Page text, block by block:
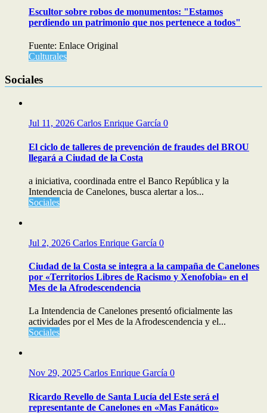
Escultor sobre robos de monumentos: "Estamos
perdiendo un patrimonio que nos pertenece a todos"
Fuente: Enlace Original
Culturales
Sociales
Jul 11, 2026 Carlos Enrique García 0
El ciclo de talleres de prevención de fraudes del BROU
llegará a Ciudad de la Costa
a iniciativa, coordinada entre el Banco República y la
Intendencia de Canelones, busca alertar a los...
Sociales
Jul 2, 2026 Carlos Enrique García 0
Ciudad de la Costa se integra a la campaña de Canelones
por «Territorios Libres de Racismo y Xenofobia» en el
Mes de la Afrodescendencia
La Intendencia de Canelones presentó oficialmente las
actividades por el Mes de la Afrodescendencia y el...
Sociales
Nov 29, 2025 Carlos Enrique García 0
Ricardo Revello de Santa Lucía del Este será el
representante de Canelones en «Mas Fanático»